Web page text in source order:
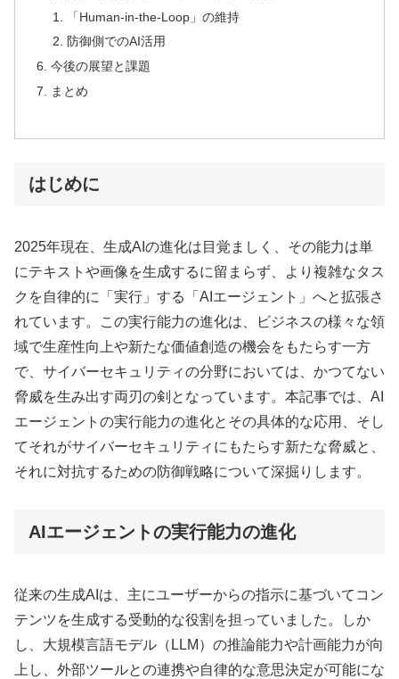
「Human-in-the-Loop」の維持
防御側でのAI活用
今後の展望と課題
まとめ
はじめに
2025年現在、生成AIの進化は目覚ましく、その能力は単
にテキストや画像を生成するに留まらず、より複雑なタス
クを自律的に「実行」する「AIエージェント」へと拡張さ
れています。この実行能力の進化は、ビジネスの様々な領
域で生産性向上や新たな価値創造の機会をもたらす一方
で、サイバーセキュリティの分野においては、かつてない
脅威を生み出す両刃の剣となっています。本記事では、AI
エージェントの実行能力の進化とその具体的な応用、そし
てそれがサイバーセキュリティにもたらす新たな脅威と、
それに対抗するための防御戦略について深掘りします。
AIエージェントの実行能力の進化
従来の生成AIは、主にユーザーからの指示に基づいてコン
テンツを生成する受動的な役割を担っていました。しか
し、大規模言語モデル（LLM）の推論能力や計画能力が向
上し、外部ツールとの連携や自律的な意思決定が可能にな